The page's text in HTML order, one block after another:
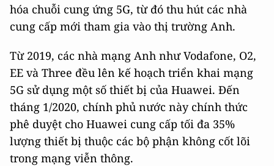
hóa chuỗi cung ứng 5G, từ đó thu hút các nhà
cung cấp mới tham gia vào thị trường Anh.
Từ 2019, các nhà mạng Anh như Vodafone, O2,
EE và Three đều lên kế hoạch triển khai mạng
5G sử dụng một số thiết bị của Huawei. Đến
tháng 1/2020, chính phủ nước này chính thức
phê duyệt cho Huawei cung cấp tối đa 35%
lượng thiết bị thuộc các bộ phận không cốt lõi
trong mạng viễn thông.